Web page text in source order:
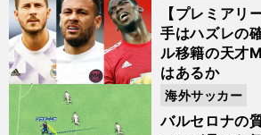
ル
テ
ィ
ー
バ
【プレミアリ
手はハズレの
ル移籍の天才
はあるか
バルセロナの
海外サッカー